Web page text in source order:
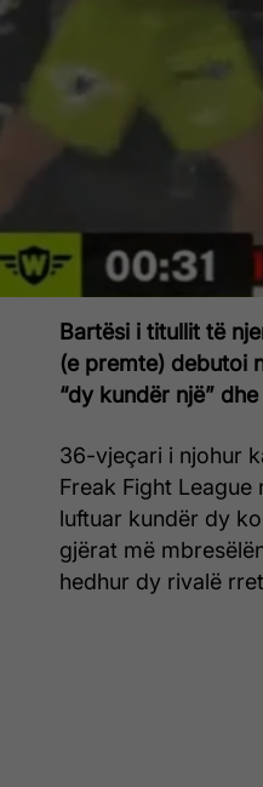
Bartësi i titullit të
(e premte) debutoi
“dy kundër një”
36-vjeçari i njohur
Freak Fight League
luftuar kundër dy
gjërat më
hedhur dy rivalë